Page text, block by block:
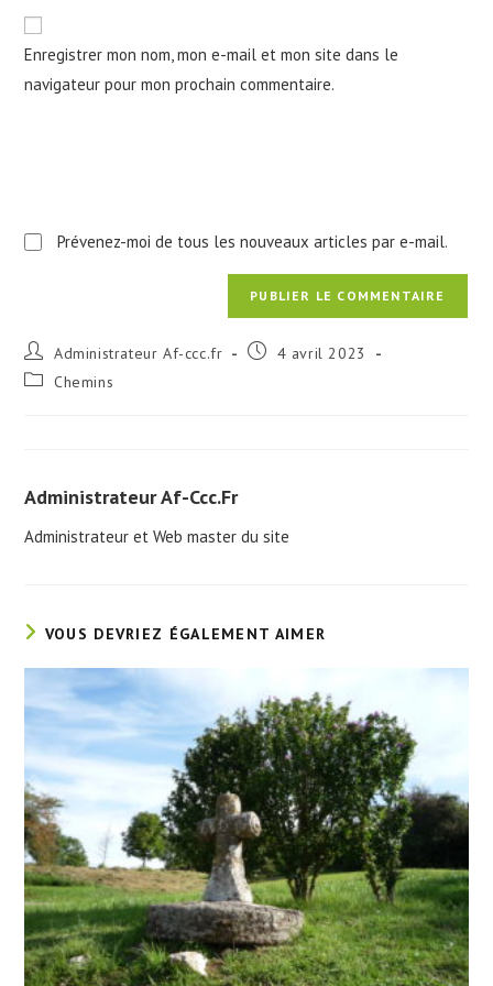
votre
site
(facultatif)
Enregistrer mon nom, mon e-mail et mon site dans le
navigateur pour mon prochain commentaire.
Prévenez-moi de tous les nouveaux articles par e-mail.
Auteur/autrice
de
la
Administrateur Af-ccc.fr
Publication
4 avril 2023
Post Chemins
Administrateur Af-Ccc.fr
Administrateur et Web master du site
VOUS DEVRIEZ ÉGALEMENT AIMER